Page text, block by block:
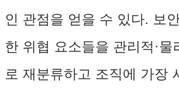
인 관점을 얻을 수 있다. 보
한 위협 요소들을 관리적·물
로 재분류하고 조직에 가장